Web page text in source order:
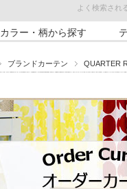
よく検索され
カラー・柄から探す
ブランドカーテン QUARTER